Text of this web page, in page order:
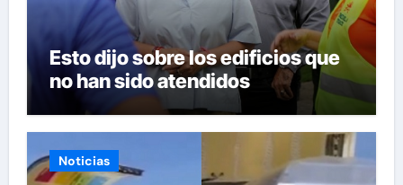
Esto dijo sobre los edificios que
no han sido atendidos
Noticias